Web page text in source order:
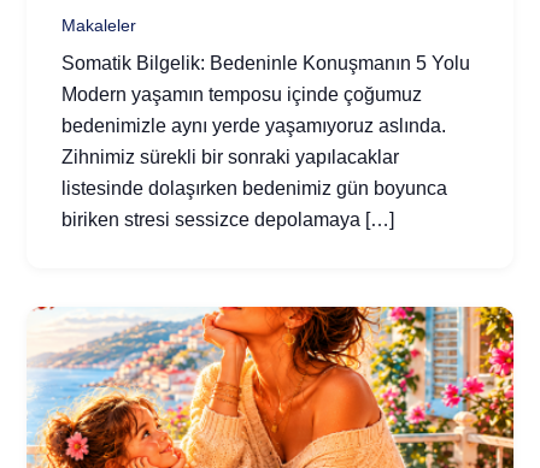
Makaleler
Somatik Bilgelik: Bedeninle Konuşmanın 5 Yolu
Modern yaşamın temposu içinde çoğumuz
bedenimizle aynı yerde yaşamıyoruz aslında.
Zihnimiz sürekli bir sonraki yapılacaklar
listesinde dolaşırken bedenimiz gün boyunca
biriken stresi sessizce depolamaya […]